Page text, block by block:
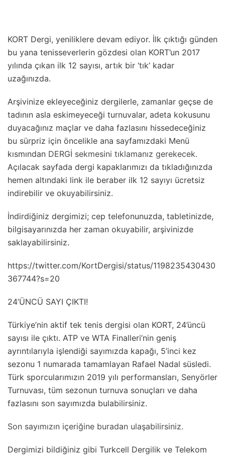
KORT Dergi, yeniliklere devam ediyor. İlk çıktığı günden
bu yana tenisseverlerin gözdesi olan KORT’un 2017
yılında çıkan ilk 12 sayısı, artık bir ‘tık’ kadar
uzağınızda.
Arşivinize ekleyeceğiniz dergilerle, zamanlar geçse de
tadının asla eskimeyeceği turnuvalar, adeta kokusunu
duyacağınız maçlar ve daha fazlasını hissedeceğiniz
bu sürpriz için öncelikle ana sayfamızdaki Menü
kısmından DERGİ sekmesini tıklamanız gerekecek.
Açılacak sayfada dergi kapaklarımızı da tıkladığınızda
hemen altındaki link ile beraber ilk 12 sayıyı ücretsiz
indirebilir ve okuyabilirsiniz.
İndirdiğiniz dergimizi; cep telefonunuzda, tabletinizde,
bilgisayarınızda her zaman okuyabilir, arşivinizde
saklayabilirsiniz.
https://twitter.com/KortDergisi/status/1198235430430
367744?s=20
24’ÜNCÜ SAYI ÇIKTI!
Türkiye’nin aktif tek tenis dergisi olan KORT, 24’üncü
sayısı ile çıktı. ATP ve WTA Finalleri’nin geniş
ayrıntılarıyla işlendiği sayımızda kapağı, 5’inci kez
sezonu 1 numarada tamamlayan Rafael Nadal süsledi.
Türk sporcularımızın 2019 yılı performansları, Senyörler
Turnuvası, tüm sezonun turnuva sonuçları ve daha
fazlasını son sayımızda bulabilirsiniz.
Son sayımızın içeriğine buradan ulaşabilirsiniz.
Dergimizi bildiğiniz gibi Turkcell Dergilik ve Telekom